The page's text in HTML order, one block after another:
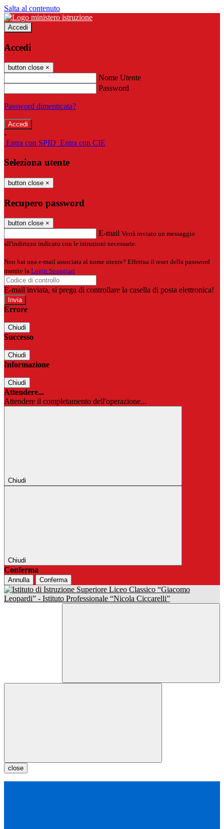
Salta al contenuto
Accedi
Accedi
button close ×
Nome Utente
Password
Password dimenticata?
-
Entra con SPID Entra con CIE
Seleziona utente
button close ×
Recupero password
button close ×
E-mail Verrà inviato un messaggio
all'indirizzo indicato con le istruzioni necessarie.
Non hai una e-mail associata al nome utente? Effettua il reset della password
tramite la Login Spaggiari
E-mail inviata, si prega di controllare la casella di posta elettronica!
Errore
Chiudi
Successo
Chiudi
Informazione
Chiudi
Attendere...
Attendere il completamento dell'operazione...
Chiudi
Chiudi
Conferma
Annulla Conferma
close